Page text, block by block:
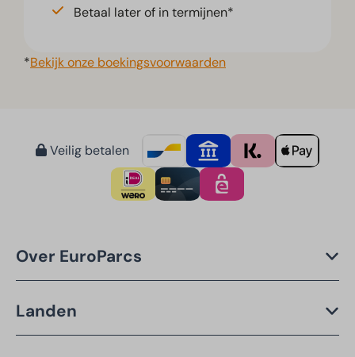
Betaal later of in termijnen*
*Bekijk onze boekingsvoorwaarden
Veilig betalen
Over EuroParcs
Landen